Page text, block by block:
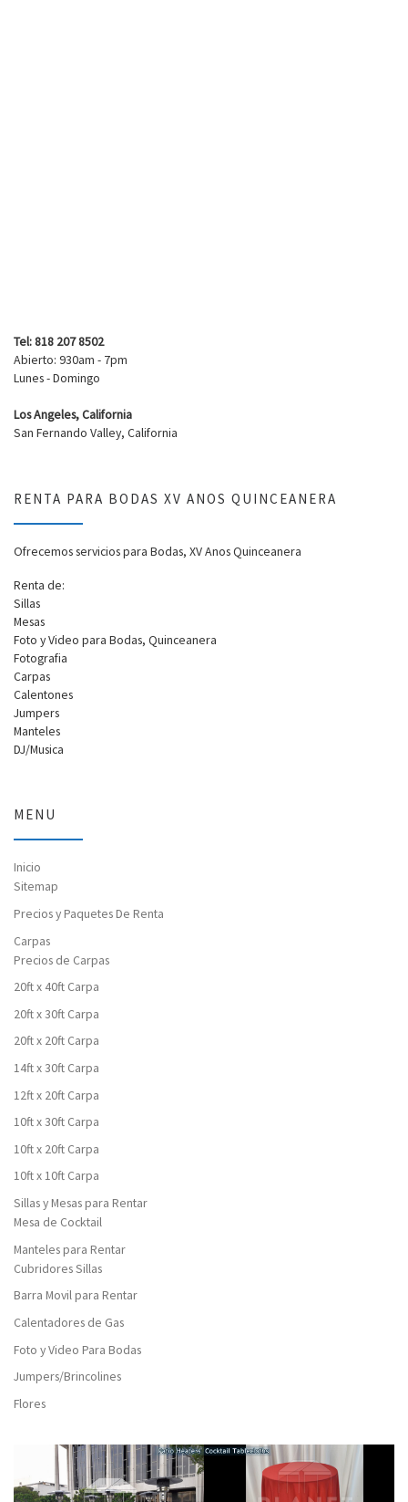
Tel: 818 207 8502
Abierto: 930am - 7pm
Lunes - Domingo
Los Angeles, California
San Fernando Valley, California
RENTA PARA BODAS XV ANOS QUINCEANERA
Ofrecemos servicios para Bodas, XV Anos Quinceanera
Renta de:
Sillas
Mesas
Foto y Video para Bodas, Quinceanera
Fotografia
Carpas
Calentones
Jumpers
Manteles
DJ/Musica
MENU
Inicio
Sitemap
Precios y Paquetes De Renta
Carpas
Precios de Carpas
20ft x 40ft Carpa
20ft x 30ft Carpa
20ft x 20ft Carpa
14ft x 30ft Carpa
12ft x 20ft Carpa
10ft x 30ft Carpa
10ft x 20ft Carpa
10ft x 10ft Carpa
Sillas y Mesas para Rentar
Mesa de Cocktail
Manteles para Rentar
Cubridores Sillas
Barra Movil para Rentar
Calentadores de Gas
Foto y Video Para Bodas
Jumpers/Brincolines
Flores